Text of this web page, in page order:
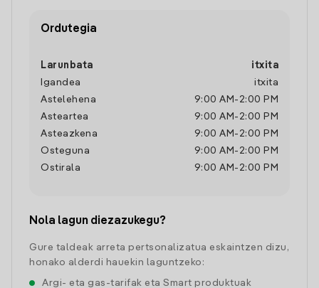
Ordutegia
Larunbata
itxita
Igandea
itxita
Astelehena
9:00 AM - 2:00 PM
Asteartea
9:00 AM - 2:00 PM
Asteazkena
9:00 AM - 2:00 PM
Osteguna
9:00 AM - 2:00 PM
Ostirala
9:00 AM - 2:00 PM
Nola lagun diezazukegu?
Gure taldeak arreta pertsonalizatua eskaintzen dizu,
honako alderdi hauekin laguntzeko:
Argi- eta gas-tarifak eta Smart produktuak